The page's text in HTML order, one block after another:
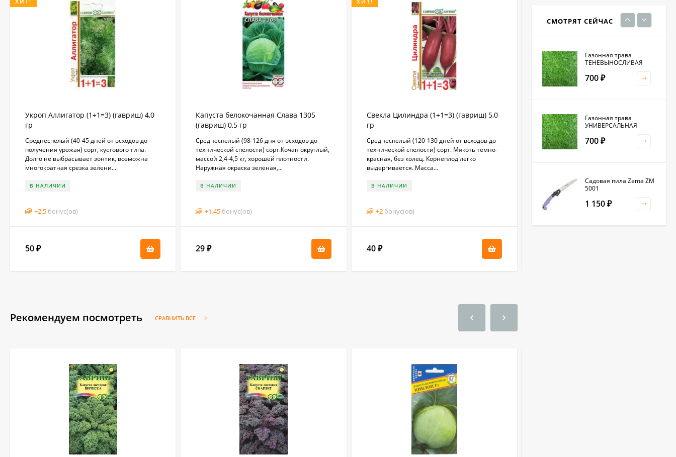
Укроп Аллигатор (1+1=3) (гавриш) 4,0
гр
Среднеспелый (40-45 дней от всходов до
получения урожая) сорт, кустового типа.
Долго не выбрасывает зонтик, возможна
многократная срезка зелени....
В НАЛИЧИИ
+2.5 бонус(ов)
50 ₽
Капуста белокочанная Слава 1305
(гавриш) 0,5 гр
Среднеспелый (98-126 дня от всходов до
технической спелости) сорт.Кочан округлый,
массой 2,4-4,5 кг, хорошей плотности.
Наружная окраска зеленая,...
В НАЛИЧИИ
+1.45 бонус(ов)
29₽
Свекла Цилиндра (1+1=3) (гавриш) 5,0
гр
Среднеспелый (120-130 дней от всходов до
технической спелости) сорт. Мякоть темно-
красная, без колец. Корнеплод легко
выдергивается. Масса...
В НАЛИЧИИ
+2 бонус(ов)
40 ₽
Свекла Барыня (гавриш) 2,0 гр
Среднеспелый (100-120 дней от всходов до
технической спелости) сорт. Корнеплоды
В НАЛИЧИИ
+
Рекомендуем посмотреть СРАВНИТЬ ВСЕ
СМОТРЯТ СЕЙЧАС
230
Газонная трава
ТЕНЕВЫНОСЛИВАЯ
700 ₽
Газонная трава
УНИВЕРСАЛЬНАЯ
700 ₽
Садовая пила Zema ZM
5001
1 150 ₽